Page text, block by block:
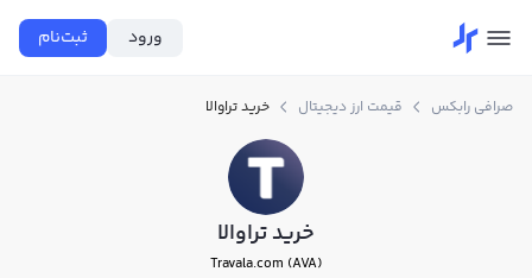
ورود ثبت‌نام
صرافی رابکس قیمت ارز دیجیتال خرید تراوالا
خرید تراوالا
Travala.com (AVA)